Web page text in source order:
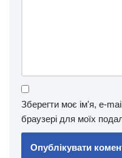
Зберегти моє ім'я, e-
браузері для моїх